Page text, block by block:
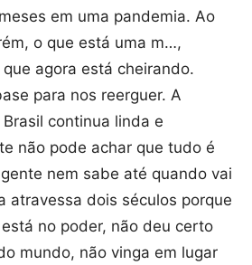
em uma pandemia. Ao
o que está uma m…,
agora está cheirando.
para nos reerguer. A
continua linda e
não pode achar que tudo é
nem sabe até quando vai
atravessa dois séculos porque
no poder, não deu certo
mundo, não vinga em lugar